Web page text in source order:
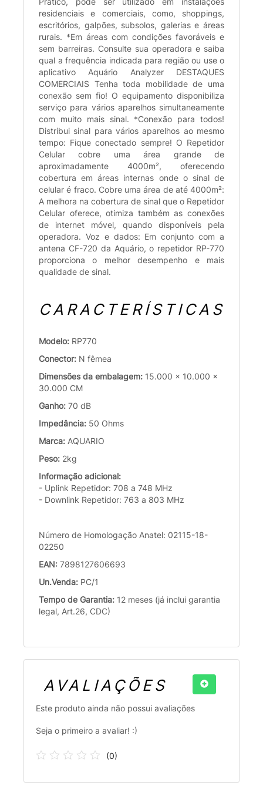
residenciais e comerciais, como, shoppings,
escritórios, galpões, subsolos, galerias e áreas
rurais. *Em áreas com condições favoráveis e
sem barreiras. Consulte sua operadora e saiba
qual a frequência indicada para região ou use o
aplicativo Aquário Analyzer DESTAQUES
COMERCIAIS Tenha toda mobilidade de uma
conexão sem fio! O equipamento disponibiliza
serviço para vários aparelhos simultaneamente
com muito mais sinal. *Conexão para todos!
Distribui sinal para vários aparelhos ao mesmo
tempo: Fique conectado sempre! O Repetidor
Celular cobre uma área grande de
aproximadamente 4000m², oferecendo
cobertura em áreas internas onde o sinal de
celular é fraco. Cobre uma área de até 4000m²:
A melhora na cobertura de sinal que o Repetidor
Celular oferece, otimiza também as conexões
de internet móvel, quando disponíveis pela
operadora. Voz e dados: Em conjunto com a
antena CF-720 da Aquário, o repetidor RP-770
proporciona o melhor desempenho e mais
qualidade de sinal.
CARACTERÍSTICAS
Modelo: RP770
Conector: N fêmea
Dimensões da embalagem: 15.000 x 10.000 x
30.000 CM
Ganho: 70 dB
Impedância: 50 Ohms
Marca: AQUARIO
Peso: 2kg
Informação adicional:
- Uplink Repetidor: 708 a 748 MHz
- Downlink Repetidor: 763 a 803 MHz
Número de Homologação Anatel: 02115-18-
02250
EAN: 7898127606693
Un.Venda: PC/1
Tempo de Garantia: 12 meses (já inclui garantia
legal, Art.26, CDC)
AVALIAÇÕES
Este produto ainda não possui avaliações
Seja o primeiro a avaliar! :)
(0)